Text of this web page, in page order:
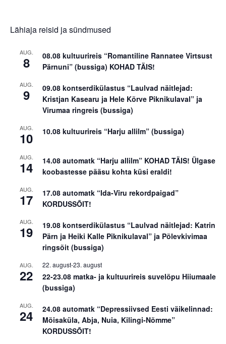
Lähiaja reisid ja sündmused
AUG.
8
08.08 kultuurireis “Romantiline Rannatee Virtsust
Pärnuni” (bussiga) KOHAD TÄIS!
AUG.
9
09.08 kontserdikülastus “Laulvad näitlejad:
Kristjan Kasearu ja Hele Kõrve Piknikulaval” ja
Virumaa ringreis (bussiga)
AUG.
10 10.08 kultuurireis “Harju allilm” (bussiga)
AUG.
14
14.08 automatk “Harju allilm” KOHAD TÄIS! Ülgase
koobastesse pääsu kohta küsi eraldi!
AUG.
17
17.08 automatk “Ida-Viru rekordpaigad”
KORDUSSÕIT!
AUG.
19
19.08 kontserdikülastus “Laulvad näitlejad: Katrin
Pärn ja Heiki Kalle Piknikulaval” ja Põlevkivimaa
ringsõit (bussiga)
AUG.
22
22. august-23. august
22-23.08 matka- ja kultuurireis suvelõpu Hiiumaale
(bussiga)
AUG.
24
24.08 automatk “Depressiivsed Eesti väikelinnad:
Mõisaküla, Abja, Nuia, Kilingi-Nõmme”
KORDUSSÕIT!